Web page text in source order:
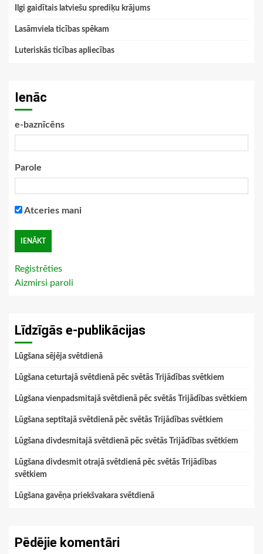
Ilgi gaidītais latviešu sprediķu krājums
Lasāmviela ticības spēkam
Luteriskās ticības apliecības
Ienāc
e-baznīcēns
Parole
Atceries mani
Reģistrēties
Aizmirsi paroli
Līdzīgās e-publikācijas
Lūgšana sējēja svētdienā
Lūgšana ceturtajā svētdienā pēc svētās Trijādības svētkiem
Lūgšana vienpadsmitajā svētdienā pēc svētās Trijādības svētkiem
Lūgšana septītajā svētdienā pēc svētās Trijādības svētkiem
Lūgšana divdesmitajā svētdienā pēc svētās Trijādības svētkiem
Lūgšana divdesmit otrajā svētdienā pēc svētās Trijādības
svētkiem
Lūgšana gavēņa priekšvakara svētdienā
Pēdējie komentāri